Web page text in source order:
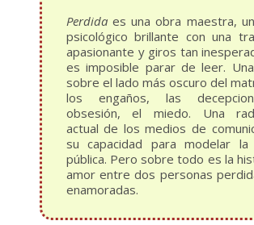
Perdidaes una obra maestra,
psicológico brillante con una
apasionante y giros tan
es imposible parar de leer.
sobre el lado más oscuro del
los engaños, las
obsesión, el miedo. Una
actual de los medios de
su capacidad para modelar la
pública. Pero sobre todo es la
amor entre dos personas
enamoradas.